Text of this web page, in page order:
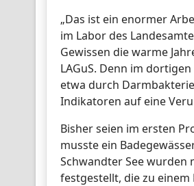
„Das ist ein enormer
im Labor des
Gewissen die warme
LAGuS. Denn im
etwa durch
Indikatoren auf eine
Bisher seien im ersten
musste ein
Schwandter See
festgestellt, die zu